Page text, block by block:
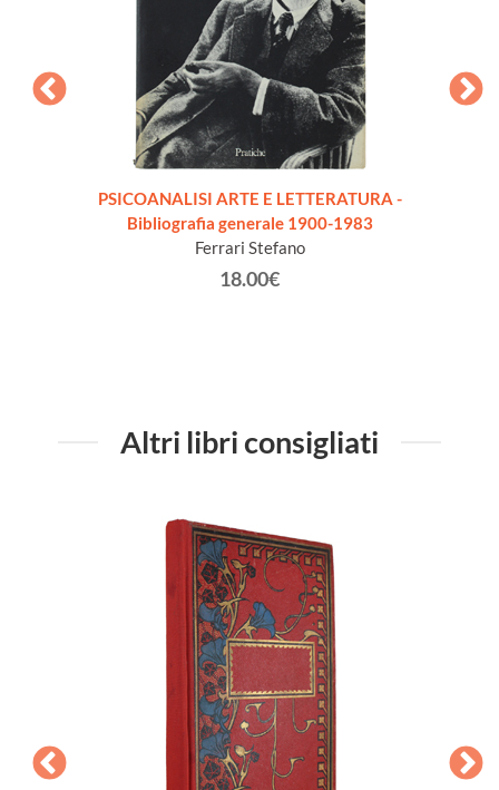
PSICOANALISI ARTE E LETTERATURA -
Bibliografia generale 1900-1983
Ferrari Stefano
18.00€
Altri libri consigliati